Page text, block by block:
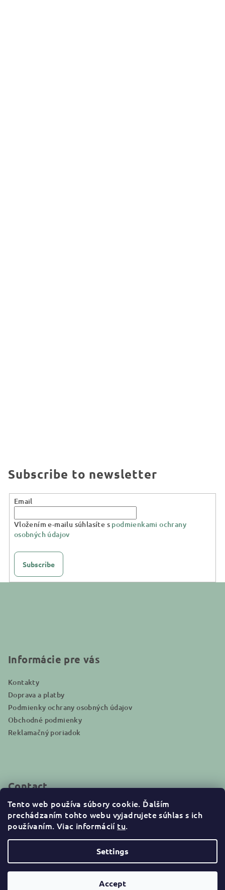
Tento web používa súbory cookie. Ďalším
prechádzaním tohto webu vyjadrujete súhlas s ich
používaním. Viac informácií tu.
Settings
Accept
Subscribe to newsletter
Email
Vložením e-mailu súhlasíte s podmienkami ochrany
osobných údajov
Subscribe
Informácie pre vás
Kontakty
Doprava a platby
Podmienky ochrany osobných údajov
Obchodné podmienky
Reklamačný poriadok
Contact
info@naturakid.sk
+421944638380
Copyright 2026NaturaKid. All rights reserved.